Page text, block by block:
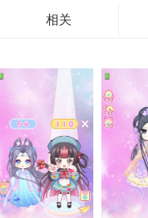
相关